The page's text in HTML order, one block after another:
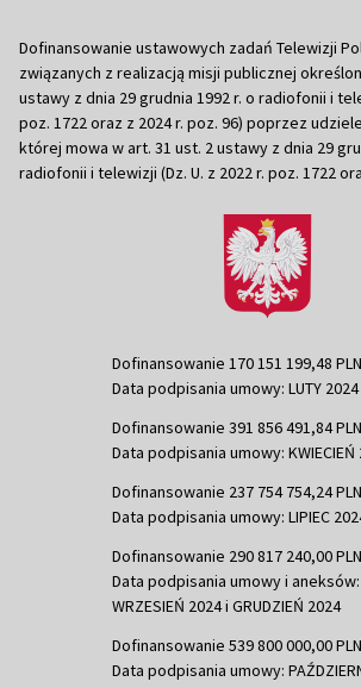
Dofinansowanie ustawowych zadań Telewizji
związanych z realizacją misji publicznej
ustawy z dnia 29 grudnia 1992 r. o radiofonii i
poz. 1722 oraz z 2024 r. poz. 96) poprzez
której mowa w art. 31 ust. 2 ustawy z dnia 29
radiofonii i telewizji (Dz. U. z 2022 r. poz. 1722
Dofinansowanie 170 151 199,48 PLN
Data podpisania umowy: LUTY 2024
Dofinansowanie 391 856 491,84 PLN
Data podpisania umowy: KWIECIEŃ
Dofinansowanie 237 754 754,24 PLN
Data podpisania umowy: LIPIEC
Dofinansowanie 290 817 240,00 PLN
Data podpisania umowy i aneksów:
WRZESIEŃ 2024 i GRUDZIEŃ 2024
Dofinansowanie 539 800 000,00 PLN
Data podpisania umowy: